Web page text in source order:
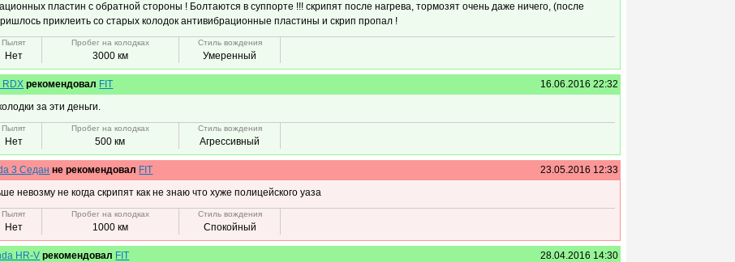
пластин с обратной стороны ! Болтаются в суппорте !!! скрипят после нагрева, тормозят очень даже ничего, (после
приклеить со старых колодок антивибрационные пластины и скрип пропал !
Пылят
Нет
Пробег на колодках
3000 км
Стиль вождения
Умеренный
RDX рекомендовал FIT 16.06.2016 22:32
за эти деньги.
Пылят
Нет
Пробег на колодках
500 км
Стиль вождения
Агрессивный
3 Седан не рекомендовал FIT 23.05.2016 12:33
невозму не когда скрипят как не знаю что хуже полицейского уаза
Пылят
Нет
Пробег на колодках
1000 км
Стиль вождения
Спокойный
HR-V рекомендовал FIT 28.04.2016 14:30